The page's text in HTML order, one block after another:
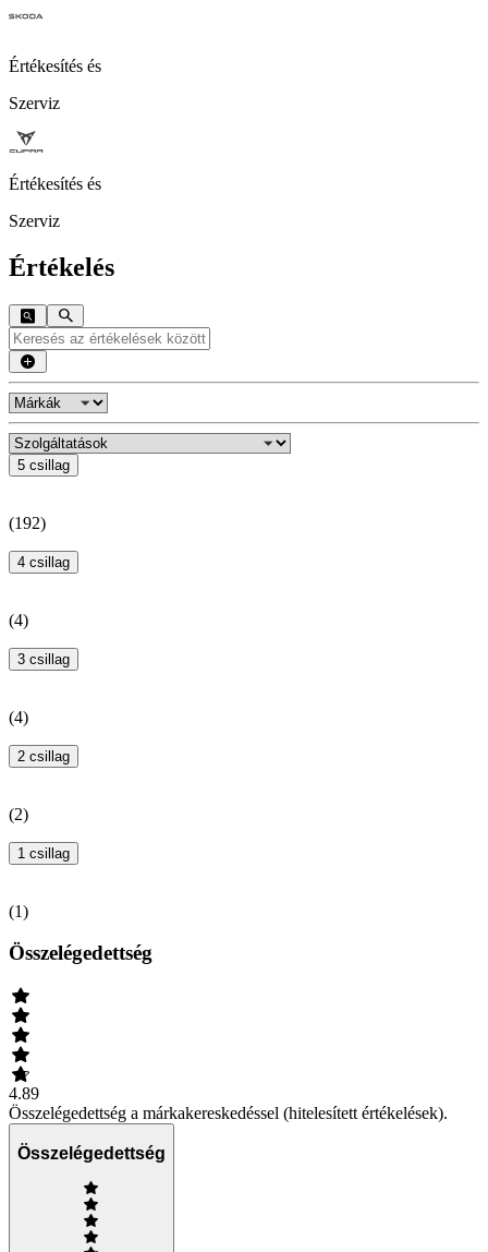
Értékesítés és
Szerviz
Értékesítés és
Szerviz
Értékelés
5 csillag
(192)
4 csillag
(4)
3 csillag
(4)
2 csillag
(2)
1 csillag
(1)
Összelégedettség
4.89
Összelégedettség a márkakereskedéssel (hitelesített értékelések).
Összelégedettség